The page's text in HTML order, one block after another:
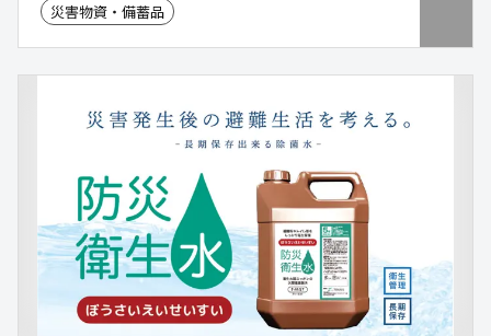
災害物資・備蓄品